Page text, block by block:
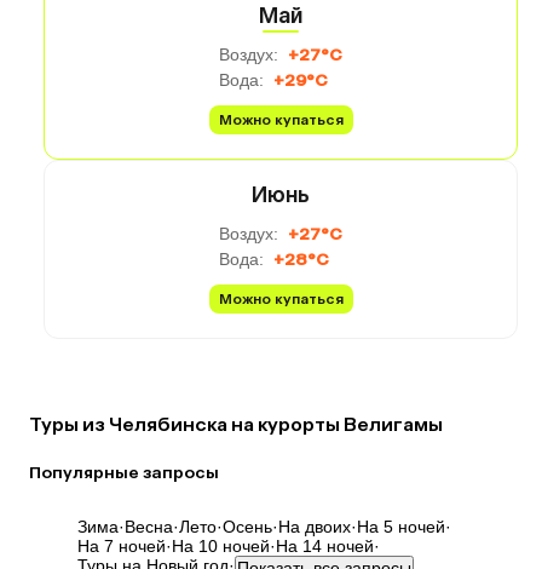
Май
Воздух: +27°C
Вода: +29°C
Можно купаться
Июнь
Воздух: +27°C
Вода: +28°C
Можно купаться
Туры из Челябинска на курорты Велигамы
Популярные запросы
Зима·Весна·Лето·Осень·На двоих·На 5 ночей·
На 7 ночей·На 10 ночей·На 14 ночей·